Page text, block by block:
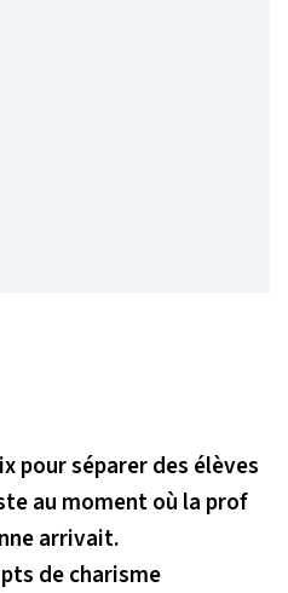
pour séparer des élèves
au moment où la prof
arrivait.
de charisme